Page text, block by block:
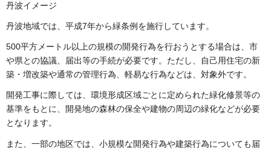
丹波イメージ
丹波地域では、平成7年から緑条例を施行しています。
500平方メートル以上の規模の開発行為を行おうとする場合は、市
や県との協議、届出等の手続が必要です。ただし、自己用住宅の新
築・増改築や通常の管理行為、軽易な行為などは、対象外です。
開発工事に際しては、環境形成区域ごとに定められた緑化修景等の
基準をもとに、開発地の森林の保全や建物の周辺の緑化などが必要
となります。
また、一部の地区では、小規模な開発行為や建築行為についても届